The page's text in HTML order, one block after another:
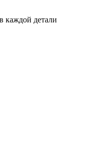
каждой детали